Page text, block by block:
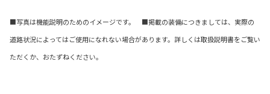
■写真は機能説明のためのイメージです。 ■掲載の装備につきましては、実際の
道路状況によってはご使用になれない場合があります。詳しくは取扱説明書をご覧い
ただくか、おたずねください。